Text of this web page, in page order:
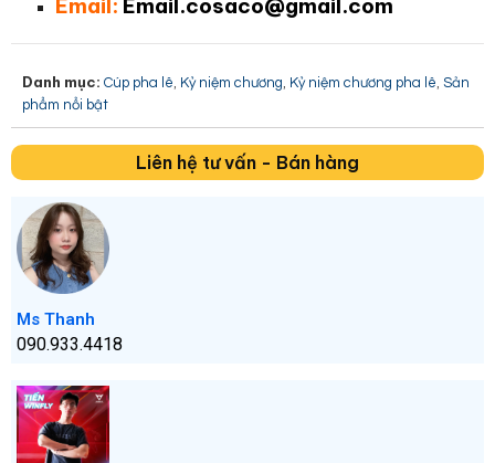
Danh mục: Cúp pha lê Kỷ niệm chương Kỷ niệm chương pha lê Sản
phẩm nổi bật
Liên hệ tư vấn - Bán hàng
Ms Thanh
090.933.4418